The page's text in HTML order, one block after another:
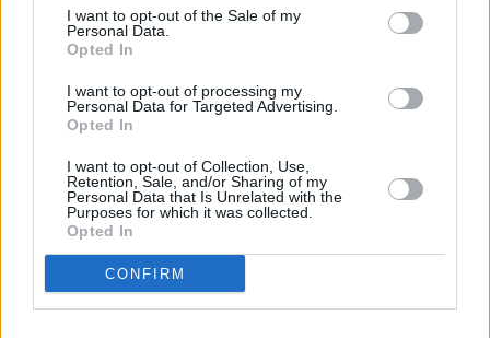
I want to opt-out of the Sale of my
Personal Data.
Opted In
I want to opt-out of processing my
Personal Data for Targeted Advertising.
Opted In
I want to opt-out of Collection, Use,
Retention, Sale, and/or Sharing of my
Personal Data that Is Unrelated with the
Purposes for which it was collected.
Opted In
CONFIRM
Lokakuussa Marraskuussa Joulukuussa
10 vuoden tarkastelujaksolla
Vuorokauden
keskilämpötila
Alin
lämpötila
Ylin
2011
24 ℃ 22 ℃
27 ℃
2012
22 ℃ 20 ℃